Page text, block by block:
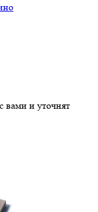
вами и уточнят